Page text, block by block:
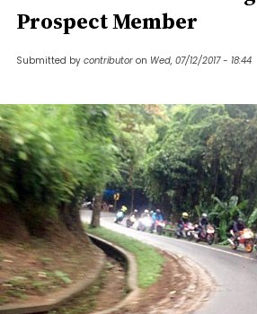
Prospect Member
Submitted by contributor on Wed, 07/12/2017 - 18:44